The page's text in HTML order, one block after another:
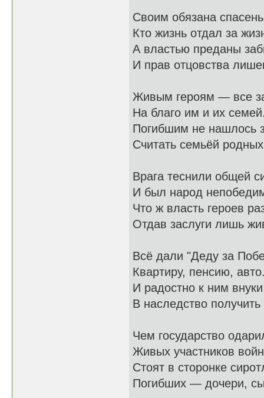
Своим обязана
Кто жизнь отдал за
А властью преданы
И прав отцовства
Живым героям — все
На благо им и их
Погибшим не нашлось
Считать семьёй
Врага теснили общей
И был народ
Что ж власть героев
Отдав заслуги лишь
Всё дали "Деду за
Квартиру, пенсию,
И радостно к ним
В наследство получить
Чем государство
Живых участников
Стоят в сторонке
Погибших — дочери,